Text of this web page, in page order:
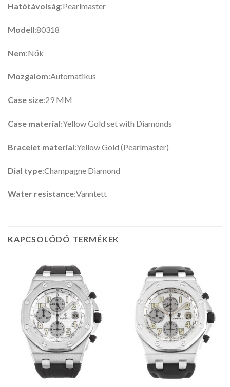
Hatótávolság:Pearlmaster
Modell:80318
Nem:Nők
Mozgalom:Automatikus
Case size:29 MM
Case material:Yellow Gold set with Diamonds
Bracelet material:Yellow Gold (Pearlmaster)
Dial type:Champagne Diamond
Water resistance:Vanntett
KAPCSOLÓDÓ TERMÉKEK